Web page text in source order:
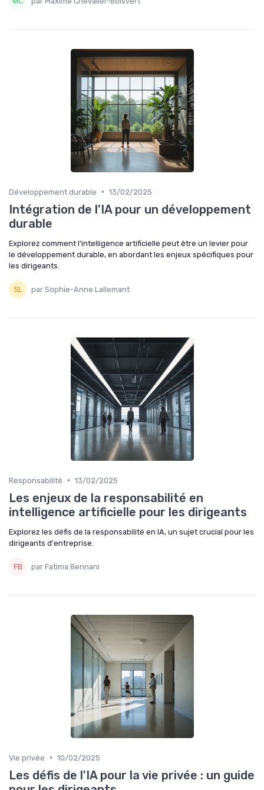
Développement durable • 13/02/2025
Intégration de l'IA pour un développement
durable
Explorez comment l'intelligence artificielle peut être un levier pour
le développement durable, en abordant les enjeux spécifiques pour
les dirigeants.
par Sophie-Anne Lallemant
Responsabilité • 13/02/2025
Les enjeux de la responsabilité en
intelligence artificielle pour les dirigeants
Explorez les défis de la responsabilité en IA, un sujet crucial pour les
dirigeants d'entreprise.
par Fatima Bennani
Vie privée • 10/02/2025
Les défis de l'IA pour la vie privée : un guide